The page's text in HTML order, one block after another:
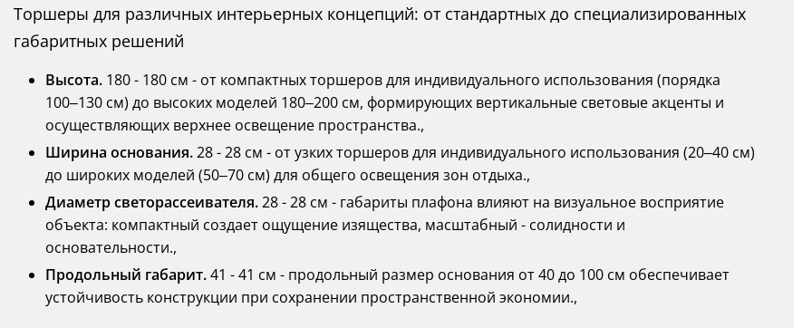
Торшеры для различных интерьерных концепций: от стандартных до специализированных
габаритных решений
Высота. 180 - 180 см - от компактных торшеров для индивидуального использования (порядка
100–130 см) до высоких моделей 180–200 см, формирующих вертикальные световые акценты и
осуществляющих верхнее освещение пространства.,
Ширина основания.28 - 28 см - от узких торшеров для индивидуального использования (20–40 см)
до широких моделей (50–70 см) для общего освещения зон отдыха.,
Диаметр светорассеивателя.28 - 28 см - габариты плафона влияют на визуальное восприятие
объекта: компактный создает ощущение изящества, масштабный - солидности и
основательности.,
Продольный габарит.41 - 41 см - продольный размер основания от 40 до 100 см обеспечивает
устойчивость конструкции при сохранении пространственной экономии.,